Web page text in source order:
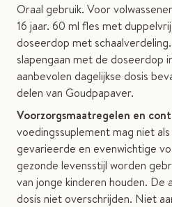
Oraal gebruik. Voor
16 jaar. 60 ml fles met
doseerdop met
slapengaan met de doseerdop
aanbevolen dagelijkse dosis
delen van Goudpapaver.
Voorzorgsmaatregelen en
voedingssuplement mag niet
gevarieerde en evenwichtige
gezonde levensstijl worden
van jonge kinderen houden. De
dosis niet overschrijden. Niet